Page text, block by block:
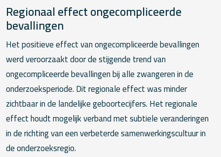
Regionaal effect ongecompliceerde
bevallingen
Het positieve effect van ongecompliceerde bevallingen
werd veroorzaakt door de stijgende trend van
ongecompliceerde bevallingen bij alle zwangeren in de
onderzoeksperiode. Dit regionale effect was minder
zichtbaar in de landelijke geboortecijfers. Het regionale
effect houdt mogelijk verband met subtiele veranderingen
in de richting van een verbeterde samenwerkingscultuur in
de onderzoeksregio.